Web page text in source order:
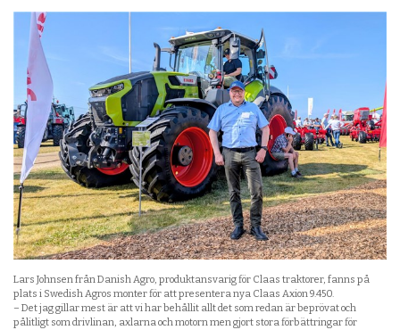
Lars Johnsen från Danish Agro, produktansvarig för Claas traktorer, fanns på
plats i Swedish Agros monter för att presentera nya Claas Axion 9.450.
– Det jag gillar mest är att vi har behållit allt det som redan är beprövat och
pålitligt som drivlinan, axlarna och motorn men gjort stora förbättringar för